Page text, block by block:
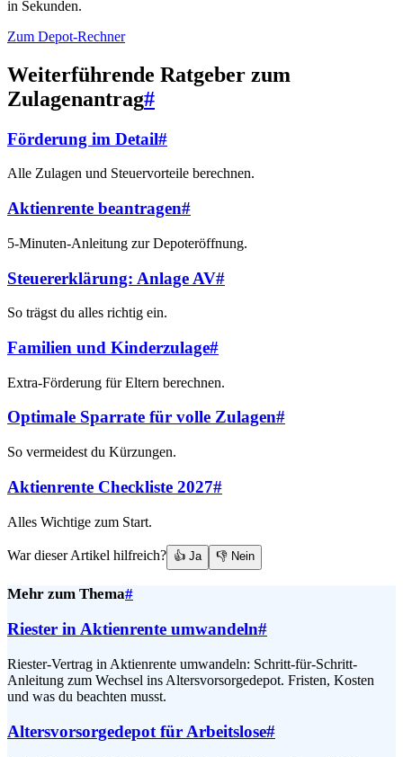
in Sekunden.
Zum Depot-Rechner
Weiterführende Ratgeber zum
Zulagenantrag#
Förderung im Detail#
Alle Zulagen und Steuervorteile berechnen.
Aktienrente beantragen#
5-Minuten-Anleitung zur Depoteröffnung.
Steuererklärung: Anlage AV#
So trägst du alles richtig ein.
Familien und Kinderzulage#
Extra-Förderung für Eltern berechnen.
Optimale Sparrate für volle Zulagen#
So vermeidest du Kürzungen.
Aktienrente Checkliste 2027#
Alles Wichtige zum Start.
War dieser Artikel hilfreich? 👍 Ja 👎 Nein
Mehr zum Thema#
Riester in Aktienrente umwandeln#
Riester-Vertrag in Aktienrente umwandeln: Schritt-für-Schritt-
Anleitung zum Wechsel ins Altersvorsorgedepot. Fristen, Kosten
und was du beachten musst.
Altersvorsorgedepot für Arbeitslose#